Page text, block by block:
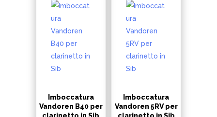
Imboccatura
Vandoren B40 per
Imboccatura
Vandoren 5RV per